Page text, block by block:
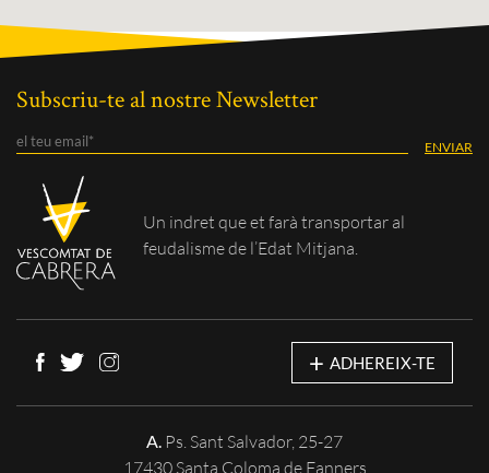
Subscriu-te al nostre Newsletter
Un indret que et farà transportar al
feudalisme de l’Edat Mitjana.
+ ADHEREIX-TE
A. Ps. Sant Salvador, 25-27
17430 Santa Coloma de Fanners